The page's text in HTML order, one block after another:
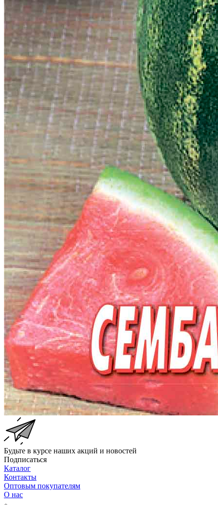
Будьте в курсе наших акций и новостей
Подписаться
Каталог
Контакты
Оптовым покупателям
О нас